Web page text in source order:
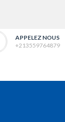
APPELEZ NOUS
+213559764879